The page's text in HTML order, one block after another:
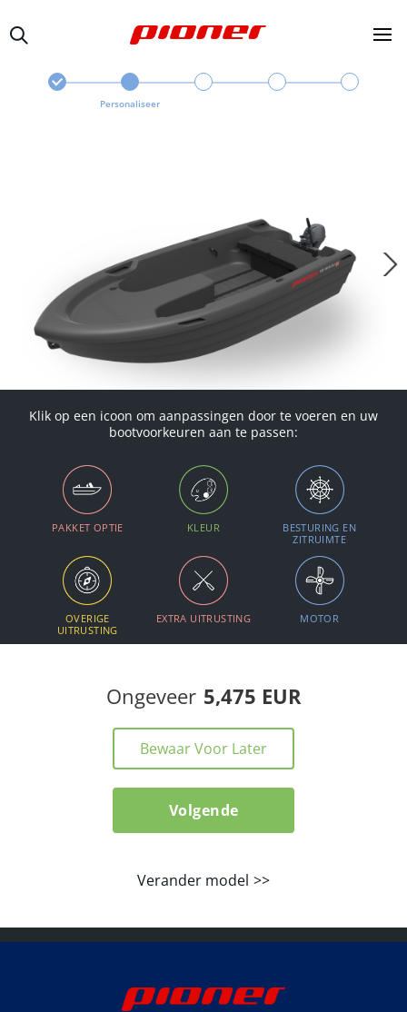
Personaliseer
Klik op een icoon om aanpassingen door te voeren en uw
bootvoorkeuren aan te passen:
PAKKET OPTIE KLEUR
BESTURING EN
ZITRUIMTE
OVERIGE
UITRUSTING
EXTRA UITRUSTING MOTOR
Ongeveer 5,475 EUR
Bewaar Voor Later
Volgende
Verander model